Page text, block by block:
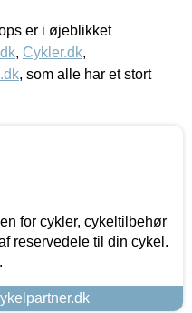
er i øjeblikket
, Cykler.dk,
, som alle har et stort
for cykler, cykeltilbehør
reservedele til din cykel.